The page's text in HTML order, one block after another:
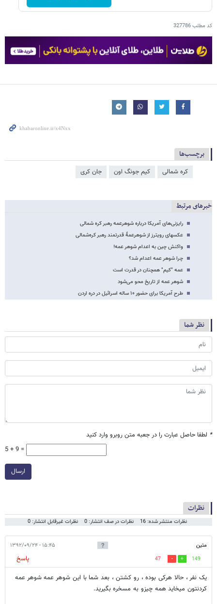
کد مطلب327786
برچسب‌ها
کره شمالی کیم جونگ اون جان کری
خبرهای مرتبط
رایزنی‌های آمریکا درباره شوهرعمه رهبر کره شمالی
عکسهای رویترز از شوهرعمۀ قدرتمند رهبر کره‌شمالی
واکنش چین به اعدام شوهر عمه!
چرا شوهر عمه اعدام شد؟
عمه "کیم" همچنان در قدرت است
شوهر عمه از تاریخ محو می‌شود
طرح آمریکا برای حضور ۱۰ ساله اسرائیل در دره اردن
نظر شما
* لطفا حاصل عبارت را در جعبه متن روبرو وارد کنید
5 + 9 =
ارسال
نظرات
نظرات منتشر شده: 16 نظرات در صف انتشار: 0 نظرات غیرقابل انتشار: 0
متین ۱۵:۴۵ - ۱۳۹۲/۰۹/۲۴
149
47
پاسخ
یک نفر ، حالا هرکی بوده ، رو کشتن ، بعد شما با این شوهر عمه شوهر عمه
کردنتون میخاید همه چیزو به مسخره بگیرید.